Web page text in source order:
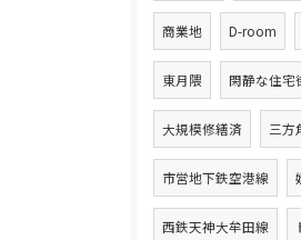
商業地 D-room
東月隈 閑静な住宅
大規模修繕済 三方
市営地下鉄空港線
西鉄天神大牟田線